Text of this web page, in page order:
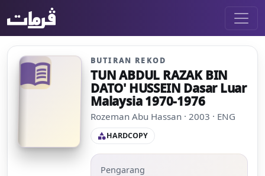
menu_book BUTIRAN REKOD
TUN ABDUL RAZAK BIN
DATO' HUSSEIN Dasar Luar
Malaysia 1970-1976
Rozeman Abu Hassan · 2003 · ENG
categoryHARDCOPY
Pengarang